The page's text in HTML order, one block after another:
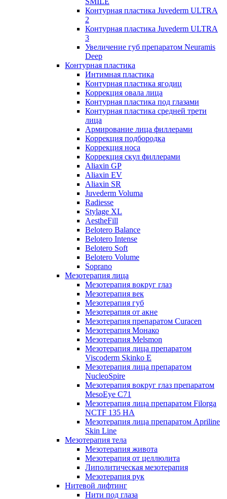
Контурная пластика Juvederm ULTRA
2
Контурная пластика Juvederm ULTRA
3
Увеличение губ препаратом Neuramis
Deep
Контурная пластика
Интимная пластика
Контурная пластика ягодиц
Коррекция овала лица
Контурная пластика под глазами
Контурная пластика средней трети
лица
Армирование лица филлерами
Коррекция подбородка
Коррекция носа
Коррекция скул филлерами
Aliaxin GP
Aliaxin EV
Aliaxin SR
Juvederm Voluma
Radiesse
Stylage XL
AestheFill
Belotero Balance
Belotero Intense
Belotero Soft
Belotero Volume
Soprano
Мезотерапия лица
Мезотерапия вокруг глаз
Мезотерапия век
Мезотерапия губ
Мезотерапия от акне
Мезотерапия препаратом Curacen
Мезотерапия Монако
Мезотерапия Melsmon
Мезотерапия лица препаратом
Viscoderm Skinko E
Мезотерапия лица препаратом
NucleoSpire
Мезотерапия вокруг глаз препаратом
MesoEye С71
Мезотерапия лица препаратом Filorga
NCTF 135 HA
Мезотерапия лица препаратом Apriline
Skin Line
Мезотерапия тела
Мезотерапия живота
Мезотерапия от целлюлита
Липолитическая мезотерапия
Мезотерапия рук
Нитевой лифтинг
Нити под глаза